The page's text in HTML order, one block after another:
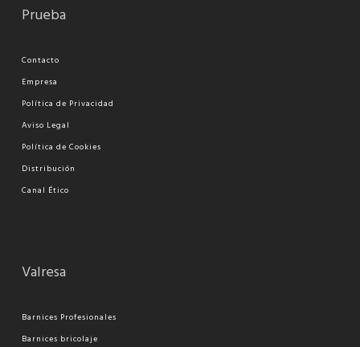
Prueba
Contacto
Empresa
Política de Privacidad
Aviso Legal
Política de Cookies
Distribución
Canal Ético
Valresa
Barnices Profesionales
Barnices bricolaje